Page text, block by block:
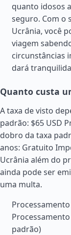
quanto idosos
seguro. Com o
Ucrânia, você
viagem
circunstâncias
dará
Quanto custa
A taxa de visto
padrão: $65 USD
dobro da taxa
anos: Gratuito
Ucrânia além do
ainda pode ser
uma multa.
padrão)